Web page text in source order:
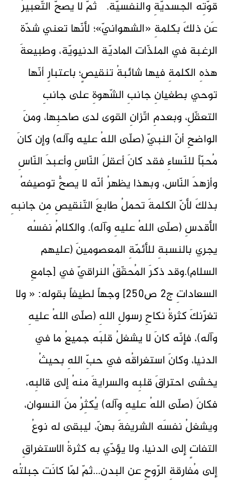
قوّتِه الجسديّةِ والنفسيّة. ثمّ لا يصحّ التّعبيرُ
عَن ذلكَ بكلمةِ «الشهوانيّ»؛ لأنّها تعني شدّة
الرغبة في الملذّات الماديّة الدنيويّة، وطبيعةَ
هذهِ الكلمةِ فيها شائبةُ تنقيصٍ؛ باعتبارِ أنّها
توحي بطغيانِ جانبِ الشّهوةِ على جانبِ
التعقّلِ، وبعدمِ اتّزانِ القوى لدى صاحبِها، ومنَ
الواضحِ أنّ النبيّ (صلّى اللهُ عليه وآله) وإن كانَ
مُحبّاً للنّساءِ فقد كانَ أعقلَ النّاسِ وأعبدَ النّاسِ
وأزهدَ النّاس، وبهذا يظهرُ أنّه لا يصحُّ توصيفهُ
بذلكَ لأنّ الكلمةَ تحملُ طابعَ التّنقيصِ مِن جانبهِ
الأقدسِ (صلّى اللهُ عليهِ وآله). والكلامُ نفسُه
يجري بالنسبةِ للأئمّةِ المعصومينَ (عليهم
السلام).وقد ذكرَ المُحقّقُ النراقيّ في [جامعِ
السعاداتِ ج2 ص250] وجهاً لطيفاً بقوله: « ولا
تغرّنكَ كثرةُ نكاحِ رسولِ اللهِ (صلّى اللهُ عليهِ
وآله)، فإنّه كانَ لا يشغلُ قلبَه جميعُ ما في
الدنيا، وكانَ استغراقُه في حبِّ اللهِ بحيثُ
يخشى احتراقَ قلبِه والسرايةَ منهُ إلى قالبِه،
فكانَ (صلّى اللهُ عليهِ وآله) يُكثِرُ منَ النسوان،
ويشغلُ نفسَه الشريفةَ بهنّ، ليبقى له نوعُ
التفاتٍ إلى الدنيا، ولا يؤدّي به كثرةُ الاستغراقِ
إلى مُفارقةِ الرّوحِ عن البدن...ثمّ لمّا كانَت جبلتُه